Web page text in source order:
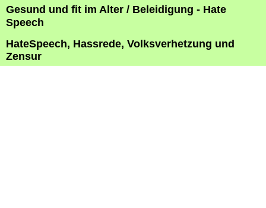
Gesund und fit im Alter / Beleidigung - Hate
Speech
HateSpeech, Hassrede, Volksverhetzung und
Zensur